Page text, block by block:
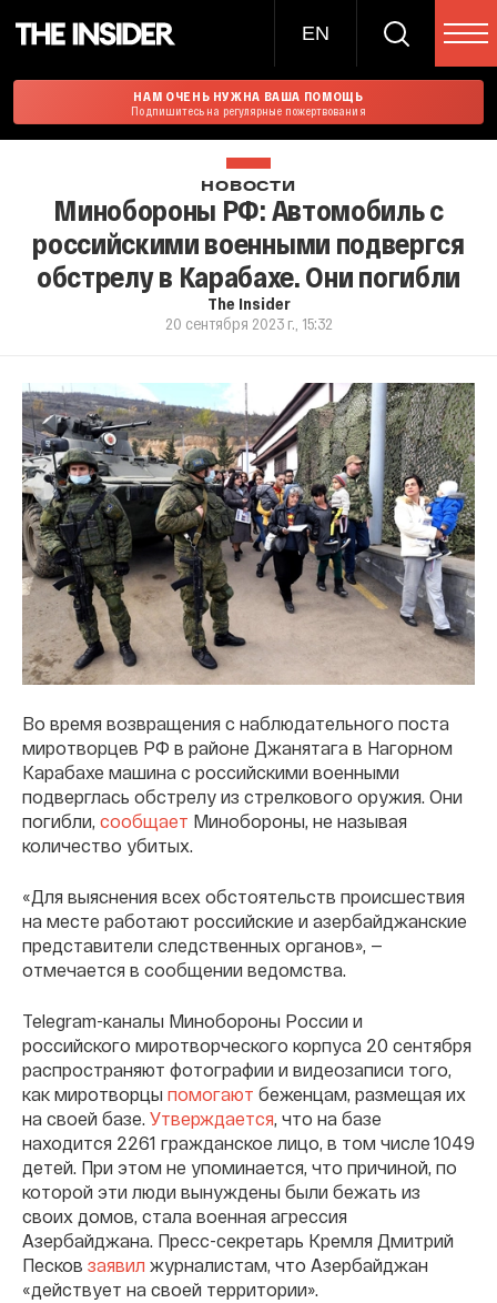
EN
НАМ ОЧЕНЬ НУЖНА ВАША ПОМОЩЬ
Подпишитесь на регулярные пожертвования
НОВОСТИ
Минобороны РФ: Автомобиль с
российскими военными подвергся
обстрелу в Карабахе. Они погибли
The Insider
20 сентября 2023 г., 15:32
Во время возвращения с наблюдательного поста
миротворцев РФ в районе Джанятага в Нагорном
Карабахе машина с российскими военными
подверглась обстрелу из стрелкового оружия. Они
погибли, сообщает Минобороны, не называя
количество убитых.
«Для выяснения всех обстоятельств происшествия
на месте работают российские и азербайджанские
представители следственных органов», —
отмечаетcя в сообщении ведомства.
Telegram-каналы Минобороны России и
российского миротворческого корпуса 20 сентября
распространяют фотографии и видеозаписи того,
как миротворцы помогают беженцам, размещая их
на своей базе. Утверждается, что на базе
находится 2261 гражданское лицо, в том числе 1049
детей. При этом не упоминается, что причиной, по
которой эти люди вынуждены были бежать из
своих домов, стала военная агрессия
Азербайджана. Пресс-секретарь Кремля Дмитрий
Песков заявил журналистам, что Азербайджан
«действует на своей территории».